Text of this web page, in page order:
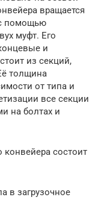
вращается
помощью
муфт. Его
и
из секций,
толщина
от типа и
все секции
на болтах и
конвейера состоит
в загрузочное